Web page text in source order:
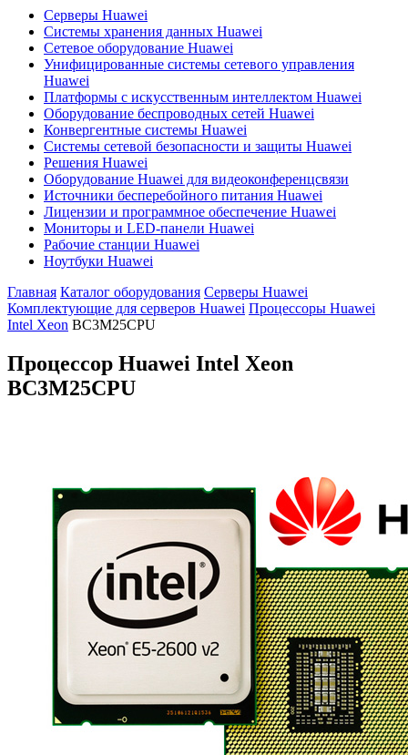
Серверы Huawei
Системы хранения данных Huawei
Сетевое оборудование Huawei
Унифицированные системы сетевого управления
Huawei
Платформы с искусственным интеллектом Huawei
Оборудование беспроводных сетей Huawei
Конвергентные системы Huawei
Системы сетевой безопасности и защиты Huawei
Решения Huawei
Оборудование Huawei для видеоконференцсвязи
Источники бесперебойного питания Huawei
Лицензии и программное обеспечение Huawei
Мониторы и LED-панели Huawei
Рабочие станции Huawei
Ноутбуки Huawei
Главная Каталог оборудования Серверы Huawei
Комплектующие для серверов Huawei Процессоры Huawei
Intel Xeon BC3M25CPU
Процессор Huawei Intel Xeon
BC3M25CPU